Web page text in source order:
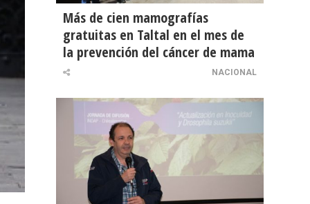
Más de cien mamografías
gratuitas en Taltal en el mes de
la prevención del cáncer de mama
NACIONAL